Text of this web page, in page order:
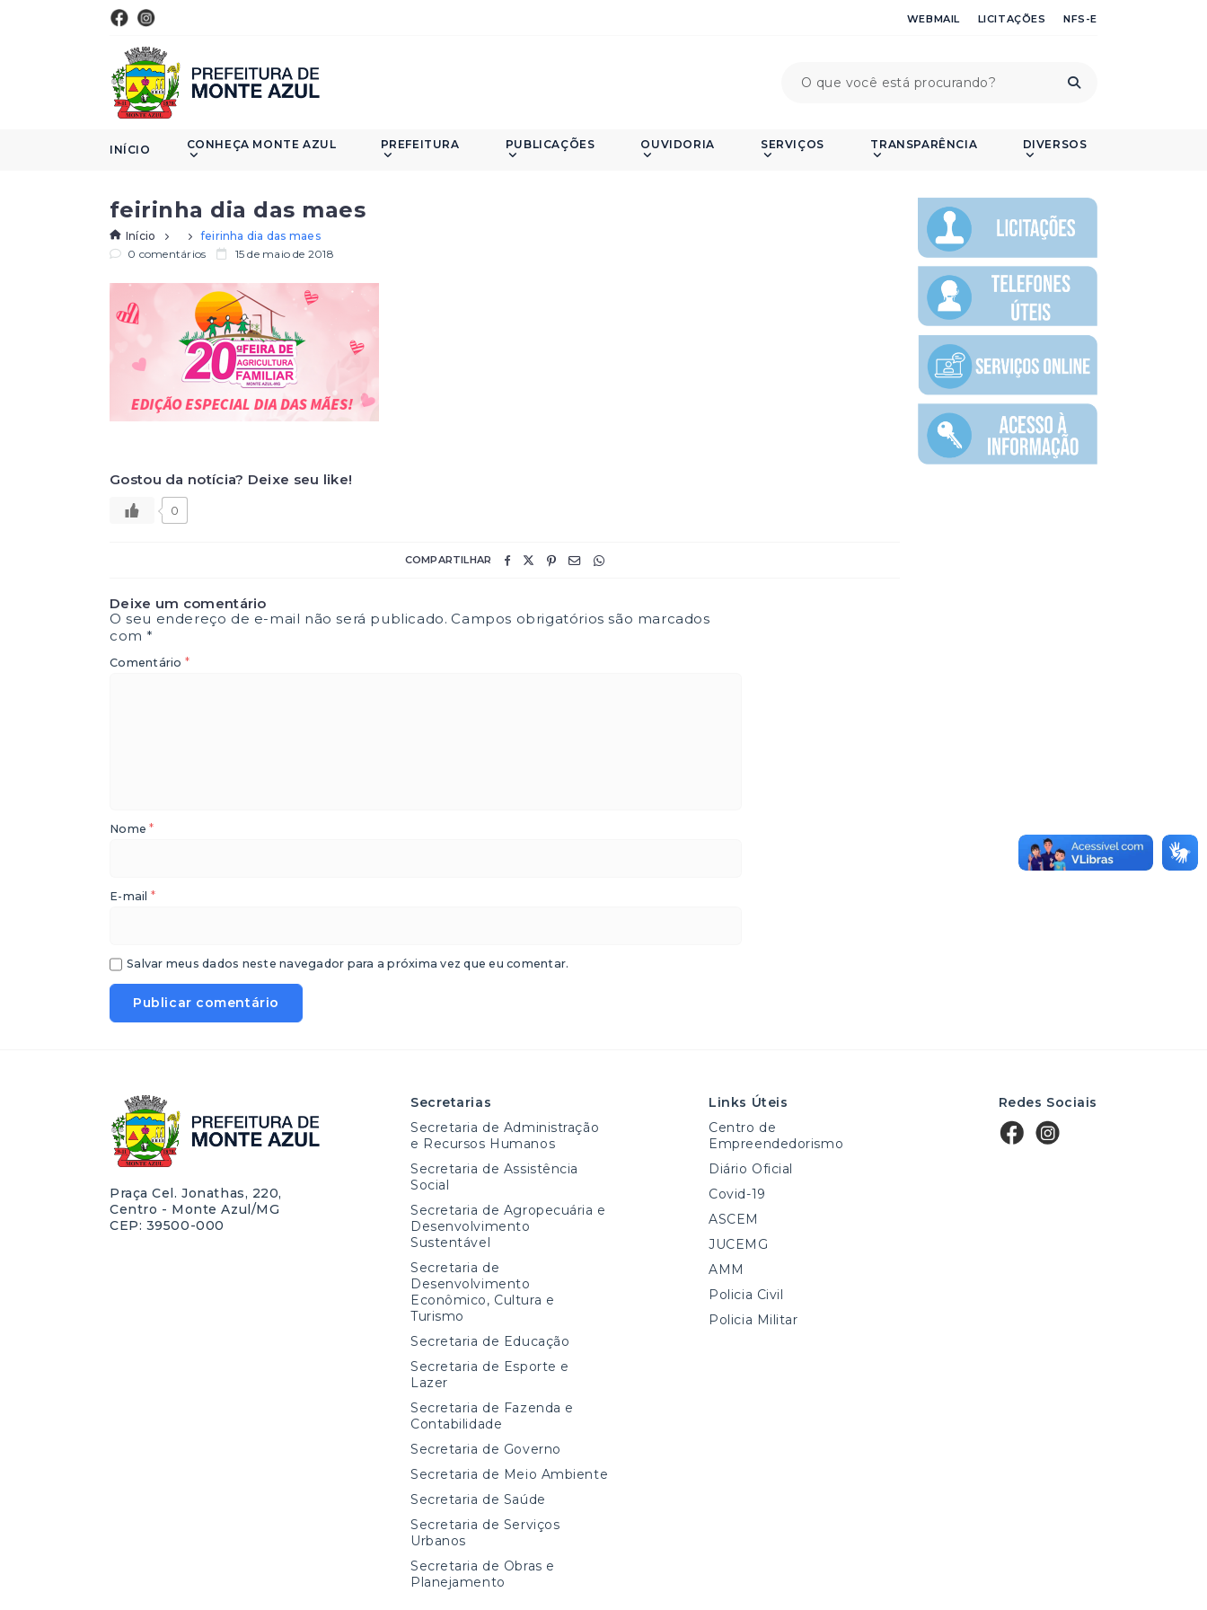
WEBMAIL LICITAÇÕES NFS-E
INÍCIO CONHEÇA MONTE AZUL PREFEITURA PUBLICAÇÕES OUVIDORIA SERVIÇOS TRANSPARÊNCIA DIVERSOS
feirinha dia das maes
Início
feirinha dia das maes
0 comentários
15 de maio de 2018
Gostou da notícia? Deixe seu like!
0
COMPARTILHAR
Deixe um comentário
O seu endereço de e-mail não será publicado. Campos obrigatórios são marcados
com*
Comentário *
Nome*
E-mail *
Salvar meus dados neste navegador para a próxima vez que eu comentar.
Praça Cel. Jonathas, 220,
Centro - Monte Azul/MG
CEP: 39500-000
Secretarias
Secretaria de Administração
e Recursos Humanos
Secretaria de Assistência
Social
Secretaria de Agropecuária e
Desenvolvimento
Sustentável
Secretaria de
Desenvolvimento
Econômico, Cultura e
Turismo
Secretaria de Educação
Secretaria de Esporte e
Lazer
Secretaria de Fazenda e
Contabilidade
Secretaria de Governo
Secretaria de Meio Ambiente
Secretaria de Saúde
Secretaria de Serviços
Urbanos
Secretaria de Obras e
Planejamento
Links Úteis
Centro de
Empreendedorismo
Diário Oficial
Covid-19
ASCEM
JUCEMG
AMM
Policia Civil
Policia Militar
Redes Sociais